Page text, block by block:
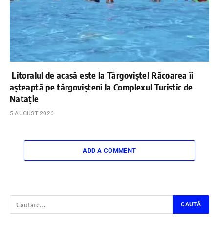
Litoralul de acasă este la Târgoviște! Răcoarea îi
așteaptă pe târgovișteni la Complexul Turistic de
Natație
5 AUGUST 2026
ADD A COMMENT